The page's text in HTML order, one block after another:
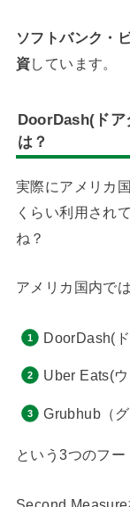
ソフトバンク・
資しています。
DoorDash(ドア
は？
実際にアメリカ
くらい利用され
ね？
アメリカ国内では
DoorDash(
Uber Eats(
Grubhub（グ
という3つのフー